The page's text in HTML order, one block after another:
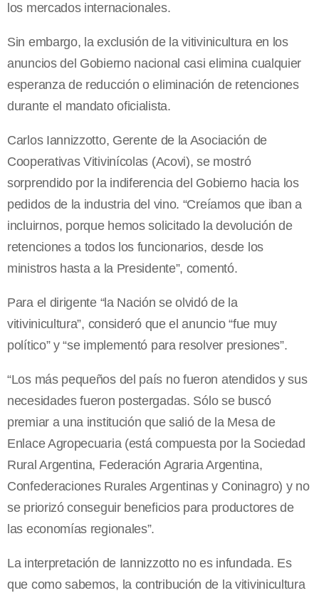
los mercados internacionales.
Sin embargo, la exclusión de la vitivinicultura en los
anuncios del Gobierno nacional casi elimina cualquier
esperanza de reducción o eliminación de retenciones
durante el mandato oficialista.
Carlos Iannizzotto, Gerente de la Asociación de
Cooperativas Vitivinícolas (Acovi), se mostró
sorprendido por la indiferencia del Gobierno hacia los
pedidos de la industria del vino. “Creíamos que iban a
incluirnos, porque hemos solicitado la devolución de
retenciones a todos los funcionarios, desde los
ministros hasta a la Presidente”, comentó.
Para el dirigente “la Nación se olvidó de la
vitivinicultura”, consideró que el anuncio “fue muy
político” y “se implementó para resolver presiones”.
“Los más pequeños del país no fueron atendidos y sus
necesidades fueron postergadas. Sólo se buscó
premiar a una institución que salió de la Mesa de
Enlace Agropecuaria (está compuesta por la Sociedad
Rural Argentina, Federación Agraria Argentina,
Confederaciones Rurales Argentinas y Coninagro) y no
se priorizó conseguir beneficios para productores de
las economías regionales”.
La interpretación de Iannizzotto no es infundada. Es
que como sabemos, la contribución de la vitivinicultura